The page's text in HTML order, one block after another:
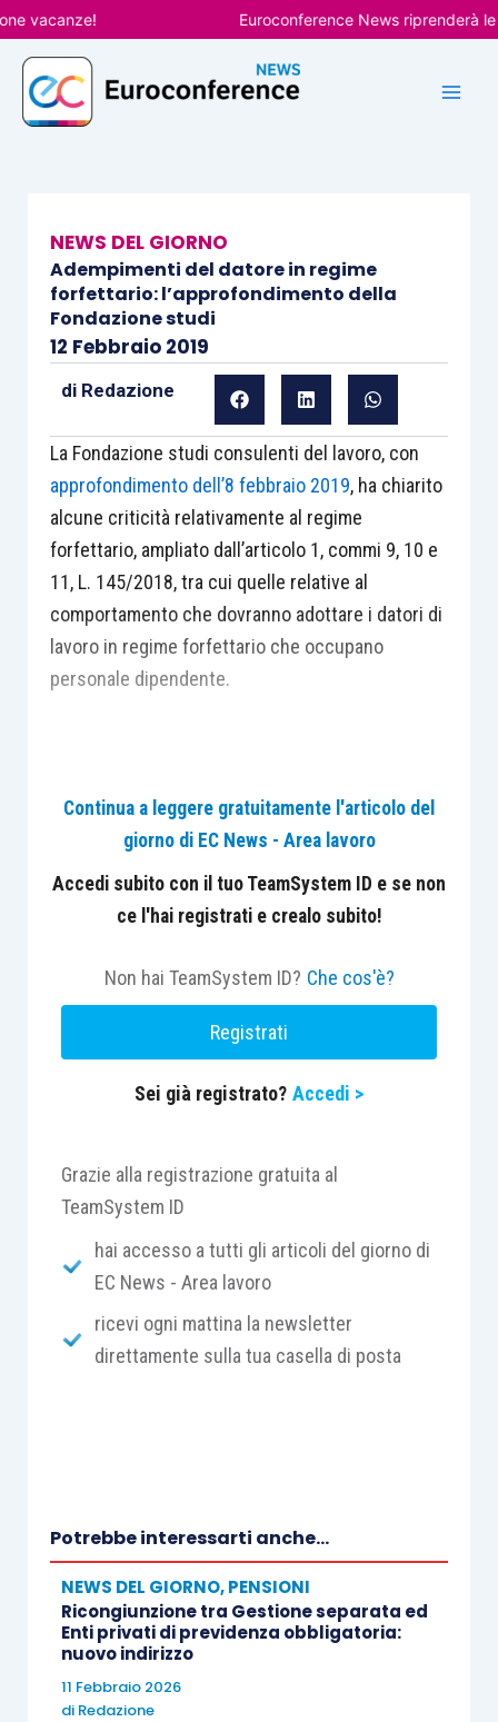
Vai
al
contenuto
Euroconference News riprenderà le
NEWS DEL GIORNO
Adempimenti del datore in regime
forfettario: l’approfondimento della
Fondazione studi
12 Febbraio 2019
di Redazione
La Fondazione studi consulenti del lavoro, con
approfondimento dell’8 febbraio 2019, ha chiarito
alcune criticità relativamente al regime
forfettario, ampliato dall’articolo 1, commi 9, 10 e
11, L. 145/2018, tra cui quelle relative al
comportamento che dovranno adottare i datori di
lavoro in regime forfettario che occupano
personale dipendente.
Centro Studi Lavoro e Previdenza – Euroconference
ti consiglia:
Continua a leggere gratuitamente l'articolo del
giorno di EC News - Area lavoro
Accedi subito con il tuo TeamSystem ID e se non
ce l'hai registrati e crealo subito!
Non hai TeamSystem ID? Che cos'è?
Registrati
Sei già registrato? Accedi >
Grazie alla registrazione gratuita al
TeamSystem ID
hai accesso a tutti gli articoli del giorno di
EC News - Area lavoro
ricevi ogni mattina la newsletter
direttamente sulla tua casella di posta
Potrebbe interessarti anche...
NEWS DEL GIORNO,PENSIONI
Ricongiunzione tra Gestione separata ed
Enti privati di previdenza obbligatoria:
nuovo indirizzo
11 Febbraio 2026
di Redazione